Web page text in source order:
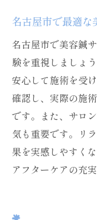
名古屋市で最適な
名古屋市で美容鍼
験を重視しましょ
安心して施術を受
確認し、実際の施
です。また、サロ
気も重要です。リ
果を実感しやすく
アフターケアの充